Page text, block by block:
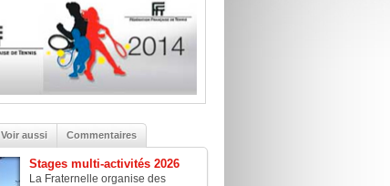
Voir aussi Commentaires
Stages multi-activités 2026
La Fraternelle organise des